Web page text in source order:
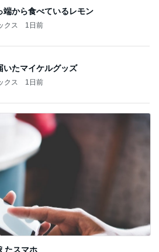
端から食べているレモン
クス 1日前
いたマイケルグッズ
クス 1日前
たスマホ